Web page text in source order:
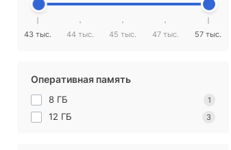
43 тыс. 44 тыс. 45 тыс. 47 тыс. 57 тыс.
Оперативная память
8 ГБ 1
12 ГБ 3